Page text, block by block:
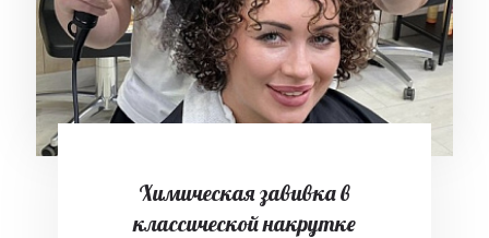
Химическая завивка в
классической накрутке